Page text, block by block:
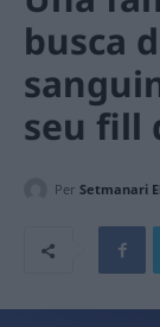
busca
seu fill
Per Setmanari